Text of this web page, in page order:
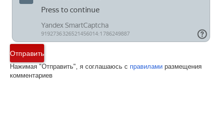
Отправить
Нажимая "Отправить", я соглашаюсь с правилами размещения
комментариев